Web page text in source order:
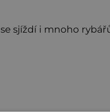
sjíždí i mnoho